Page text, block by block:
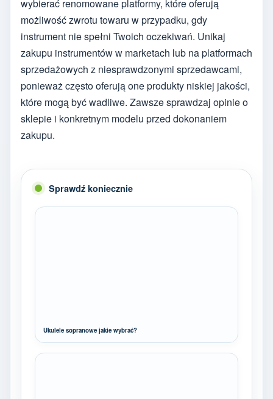
wybierać renomowane platformy, które oferują
możliwość zwrotu towaru w przypadku, gdy
instrument nie spełni Twoich oczekiwań. Unikaj
zakupu instrumentów w marketach lub na platformach
sprzedażowych z niesprawdzonymi sprzedawcami,
ponieważ często oferują one produkty niskiej jakości,
które mogą być wadliwe. Zawsze sprawdzaj opinie o
sklepie i konkretnym modelu przed dokonaniem
zakupu.
Sprawdź koniecznie
Ukulele sopranowe jakie wybrać?